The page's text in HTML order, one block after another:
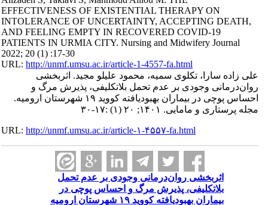
EFFECTIVENESS OF EXISTENTIAL THERAPY ON
INTOLERANCE OF UNCERTAINTY, ACCEPTING DEATH,
AND FEELING EMPTY IN RECOVERED COVID-19
PATIENTS IN URMIA CITY. Nursing and Midwifery Journal
2022; 20 (1) :17-30
URL:http://unmf.umsu.ac.ir/article-1-4557-fa.html
علی زاده سارا، تکلوی سمیه، محمود علیلو مجید. اثربخشی
روان‌درمانی وجودی بر عدم تحمل بلاتکلیفی، پذیرش مرگ و
احساس پوچی در بیماران بهبودیافته کووید ۱۹ شهرستان ارومیه.
مجله پرستاری و مامایی. ۱۴۰۱; ۲۰ (۱) :۱۷-۳۰
URL:http://unmf.umsu.ac.ir/article-۱-۴۵۵۷-fa.html
اثربخشی روان‌درمانی وجودی بر عدم تحمل
بلاتکلیفی، پذیرش مرگ و احساس پوچی در
بیماران بهبودیافته کووید ۱۹ شهرستان ارومیه